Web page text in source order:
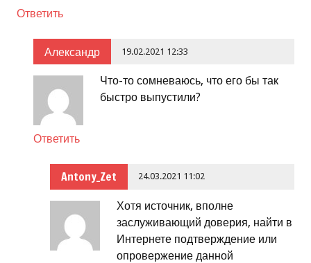
Ответить
Александр 19.02.2021 12:33
Что-то сомневаюсь, что его бы так
быстро выпустили?
Ответить
Antony_Zet 24.03.2021 11:02
Хотя источник, вполне
заслуживающий доверия, найти в
Интернете подтверждение или
опровержение данной